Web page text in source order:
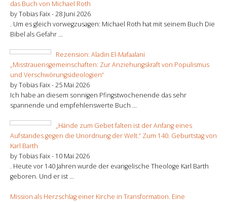
das Buch von Michael Roth
by Tobias Faix -28 Juni 2026
. Um es gleich vorwegzusagen: Michael Roth hat mit seinem Buch Die
Bibel als Gefahr ...
Rezension: Aladin El-Mafaalani
„Misstrauensgemeinschaften: Zur Anziehungskraft von Populismus
und Verschwörungsideologien“
by Tobias Faix -25 Mai 2026
Ich habe an diesem sonnigen Pfingstwochenende das sehr
spannende und empfehlenswerte Buch ...
„Hände zum Gebet falten ist der Anfang eines
Aufstandes gegen die Unordnung der Welt.“ Zum 140. Geburtstag von
Karl Barth
by Tobias Faix - 10 Mai 2026
. Heute vor 140 Jahren wurde der evangelische Theologe Karl Barth
geboren. Und er ist ...
Mission als Herzschlag einer Kirche in Transformation. Eine